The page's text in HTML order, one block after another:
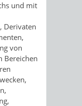
und mit
Derivaten
von
Bereichen